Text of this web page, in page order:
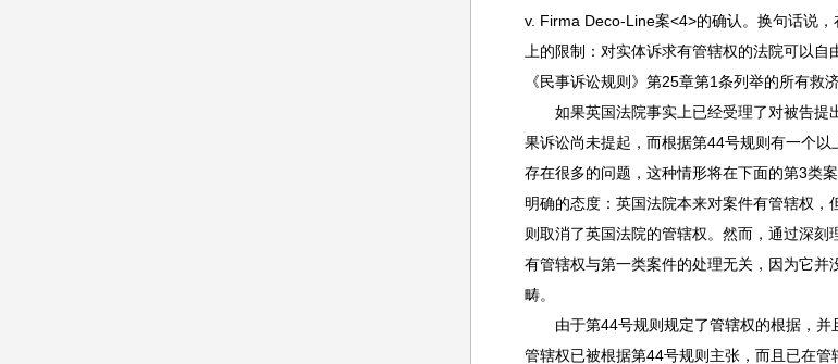
v. Firma Deco-Line案<4>的确认。换句话说
上的限制：对实体诉求有管辖权的法院可以
《民事诉讼规则》第25章第1条列举的所有救
如果英国法院事实上已经受理了对被告提
果诉讼尚未提起，而根据第44号规则有一个
存在很多的问题，这种情形将在下面的第3类
明确的态度：英国法院本来对案件有管辖权，
则取消了英国法院的管辖权。然而，通过深
有管辖权与第一类案件的处理无关，因为它
畴。
由于第44号规则规定了管辖权的根据，并
管辖权已被根据第44号规则主张，而且已在